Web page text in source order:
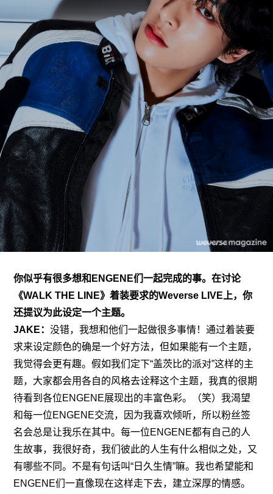
你似乎有很多想和ENGENE们一起完成的事。在讨论
《WALK THE LINE》着装要求的Weverse LIVE 上，你
还提议为此设定一个主题。
JAKE：没错，我想和他们一起做很多事情！通过着装要
求来设定颜色的确是一个好方法，但如果能有一个主题，
我觉得会更有趣。假如我们定下“盖茨比的派对”这样的主
题，大家都会用各自的风格去诠释这个主题，我真的很期
待看到各位ENGENE展现出的丰富色彩。（笑）我渴望
和每一位ENGENE交流，因为我喜欢倾听，所以粉丝签
名会总是让我乐在其中。每一位ENGENE都有自己的人
生故事，我很好奇，我们彼此的人生有什么相似之处，又
有哪些不同。不是有句话叫“日久生情”嘛。我也希望能和
ENGENE们一直像现在这样走下去，建立深厚的情感。